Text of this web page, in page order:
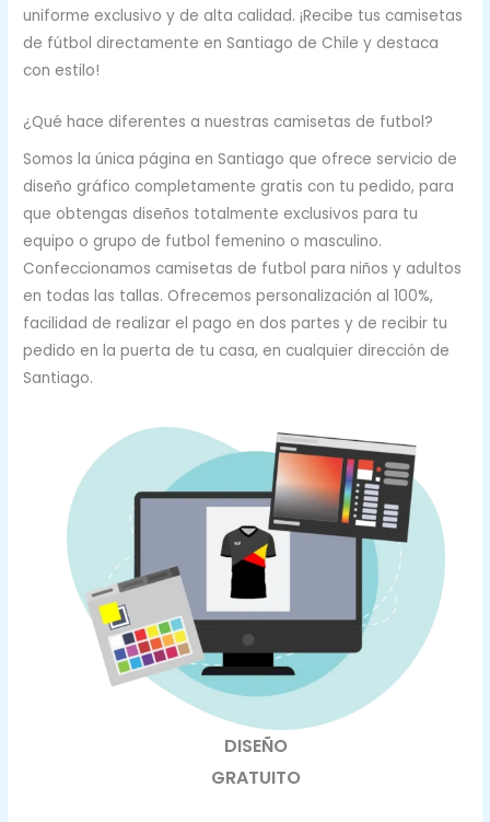
uniforme exclusivo y de alta calidad. ¡Recibe tus camisetas
de fútbol directamente en Santiago de Chile y destaca
con estilo!
¿Qué hace diferentes a nuestras camisetas de futbol?
Somos la única página en Santiago que ofrece servicio de
diseño gráfico completamente gratis con tu pedido, para
que obtengas diseños totalmente exclusivos para tu
equipo o grupo de futbol femenino o masculino.
Confeccionamos camisetas de futbol para niños y adultos
en todas las tallas. Ofrecemos personalización al 100%,
facilidad de realizar el pago en dos partes y de recibir tu
pedido en la puerta de tu casa, en cualquier dirección de
Santiago.
DISEÑO
GRATUITO